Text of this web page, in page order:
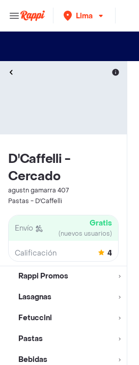
Lima
D'Caffelli -
Cercado
agustn gamarra 407
Pastas - D'Caffelli
Envío Gratis
(nuevos usuarios)
Calificación 4
Rappi Promos
Lasagnas
Fetuccini
Pastas
Bebidas